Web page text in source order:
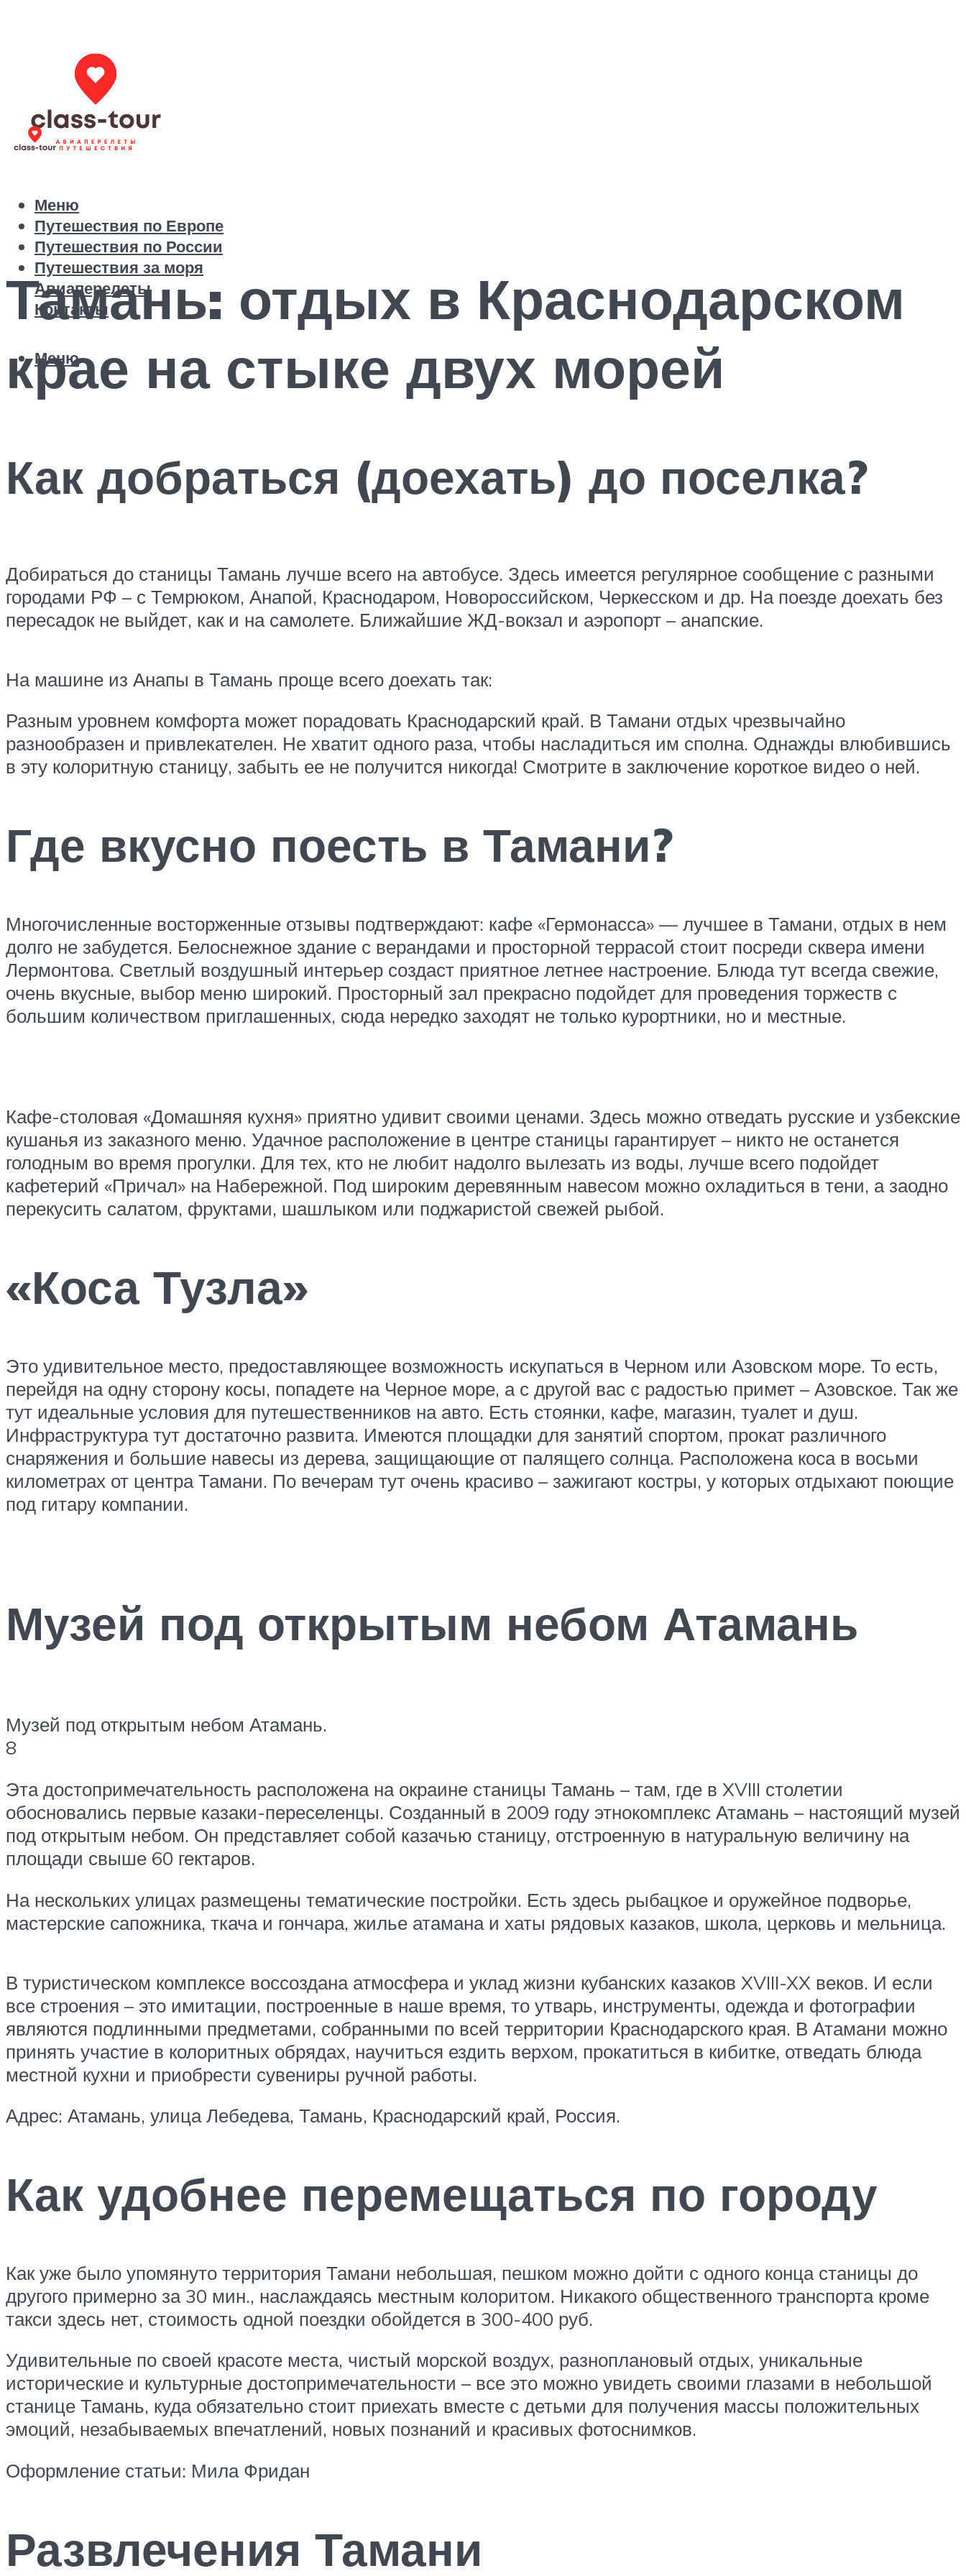
Путешествия по Европе
Путешествия по России
Путешествия за моря
Авиаперелеты
Контакты
Меню
Меню
Тамань: отдых в Краснодарском
крае на стыке двух морей
Как добраться (доехать) до поселка?
Добираться до станицы Тамань лучше всего на автобусе. Здесь имеется регулярное сообщение с разными
городами РФ – с Темрюком, Анапой, Краснодаром, Новороссийском, Черкесском и др. На поезде доехать без
пересадок не выйдет, как и на самолете. Ближайшие ЖД-вокзал и аэропорт – анапские.
На машине из Анапы в Тамань проще всего доехать так:
Разным уровнем комфорта может порадовать Краснодарский край. В Тамани отдых чрезвычайно
разнообразен и привлекателен. Не хватит одного раза, чтобы насладиться им сполна. Однажды влюбившись
в эту колоритную станицу, забыть ее не получится никогда! Смотрите в заключение короткое видео о ней.
Где вкусно поесть в Тамани?
Многочисленные восторженные отзывы подтверждают: кафе «Гермонасса» — лучшее в Тамани, отдых в нем
долго не забудется. Белоснежное здание с верандами и просторной террасой стоит посреди сквера имени
Лермонтова. Светлый воздушный интерьер создаст приятное летнее настроение. Блюда тут всегда свежие,
очень вкусные, выбор меню широкий. Просторный зал прекрасно подойдет для проведения торжеств с
большим количеством приглашенных, сюда нередко заходят не только курортники, но и местные.
Кафе-столовая «Домашняя кухня» приятно удивит своими ценами. Здесь можно отведать русские и узбекские
кушанья из заказного меню. Удачное расположение в центре станицы гарантирует – никто не останется
голодным во время прогулки. Для тех, кто не любит надолго вылезать из воды, лучше всего подойдет
кафетерий «Причал» на Набережной. Под широким деревянным навесом можно охладиться в тени, а заодно
перекусить салатом, фруктами, шашлыком или поджаристой свежей рыбой.
«Коса Тузла»
Это удивительное место, предоставляющее возможность искупаться в Черном или Азовском море. То есть,
перейдя на одну сторону косы, попадете на Черное море, а с другой вас с радостью примет – Азовское. Так же
тут идеальные условия для путешественников на авто. Есть стоянки, кафе, магазин, туалет и душ.
Инфраструктура тут достаточно развита. Имеются площадки для занятий спортом, прокат различного
снаряжения и большие навесы из дерева, защищающие от палящего солнца. Расположена коса в восьми
километрах от центра Тамани. По вечерам тут очень красиво – зажигают костры, у которых отдыхают поющие
под гитару компании.
Музей под открытым небом Атамань
Музей под открытым небом Атамань.
8
Эта достопримечательность расположена на окраине станицы Тамань – там, где в XVIII столетии
обосновались первые казаки-переселенцы. Созданный в 2009 году этнокомплекс Атамань – настоящий музей
под открытым небом. Он представляет собой казачью станицу, отстроенную в натуральную величину на
площади свыше 60 гектаров.
На нескольких улицах размещены тематические постройки. Есть здесь рыбацкое и оружейное подворье,
мастерские сапожника, ткача и гончара, жилье атамана и хаты рядовых казаков, школа, церковь и мельница.
В туристическом комплексе воссоздана атмосфера и уклад жизни кубанских казаков XVIII-XX веков. И если
все строения – это имитации, построенные в наше время, то утварь, инструменты, одежда и фотографии
являются подлинными предметами, собранными по всей территории Краснодарского края. В Атамани можно
принять участие в колоритных обрядах, научиться ездить верхом, прокатиться в кибитке, отведать блюда
местной кухни и приобрести сувениры ручной работы.
Адрес: Атамань, улица Лебедева, Тамань, Краснодарский край, Россия.
Как удобнее перемещаться по городу
Как уже было упомянуто территория Тамани небольшая, пешком можно дойти с одного конца станицы до
другого примерно за 30 мин., наслаждаясь местным колоритом. Никакого общественного транспорта кроме
такси здесь нет, стоимость одной поездки обойдется в 300-400 руб.
Удивительные по своей красоте места, чистый морской воздух, разноплановый отдых, уникальные
исторические и культурные достопримечательности – все это можно увидеть своими глазами в небольшой
станице Тамань, куда обязательно стоит приехать вместе с детьми для получения массы положительных
эмоций, незабываемых впечатлений, новых познаний и красивых фотоснимков.
Оформление статьи: Мила Фридан
Развлечения Тамани